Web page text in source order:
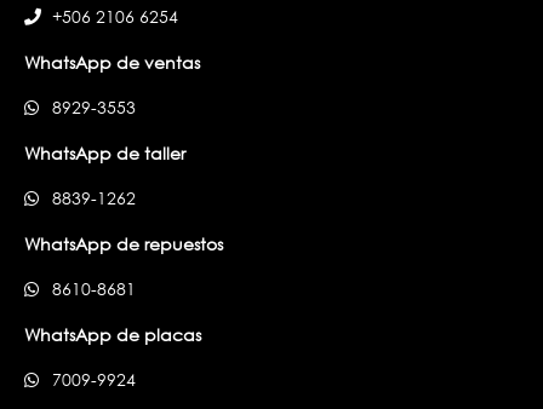
+506 2106 6254
WhatsApp de ventas
8929-3553
WhatsApp de taller
8839-1262
WhatsApp de repuestos
8610-8681
WhatsApp de placas
7009-9924